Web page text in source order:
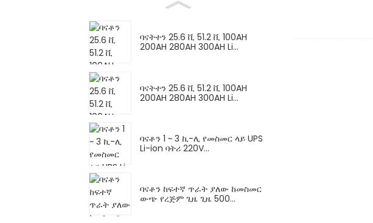
ባናትተን 25.6 ቪ 51.2 ቪ 100AH ​​
200AH 280AH 300AH Li...
ባናትተን 25.6 ቪ 51.2 ቪ 100AH ​​
200AH 280AH 300AH Li...
ባናቶን 1 ~ 3 ኪ-ሊ የመስመር ላይ UPS
Li-ion ባትሪ 220V...
ባናቶን ከፍተኛ ጥራት ያለው ከመስመር
ውጭ የረጅም ጊዜ ጊዜ 500...